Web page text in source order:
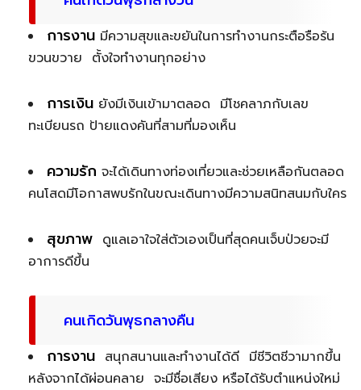
การงาน มีความสุขและขยันในการทำงานกระตือรือร้น
ขวนขวาย ตั้งใจทำงานทุกอย่าง
การเงิน ยังมีเงินเข้ามาตลอด มีโชคลาภกับเลข
ทะเบียนรถ ป้ายแดงคันที่สามที่มองเห็น
ความรัก จะได้เดินทางท่องเที่ยวและช่วยเหลือกันตลอด
คนโสดมีโอกาสพบรักในขณะเดินทางมีความสนิทสนมกับใคร
สุขภาพ ดูแลเอาใจใส่ตัวเองเป็นที่สุดคนเจ็บป่วยจะมี
อาการดีขึ้น
คนเกิดวันพุธกลางคืน
การงาน สนุกสนานและทำงานได้ดี มีชีวิตชีวามากขึ้น
หลังจากได้ผ่อนคลาย จะมีชื่อเสียง หรือได้รับตำแหน่งใหม่